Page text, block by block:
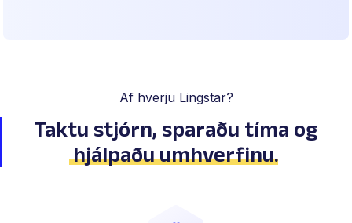
Af hverju Lingstar?
Taktu stjórn, sparaðu tíma og
hjálpaðu umhverfinu.